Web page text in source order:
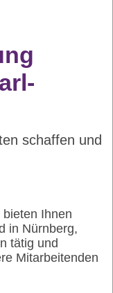
schaffen und
Ihnen
in Nürnberg,
tätig und
Mitarbeitenden